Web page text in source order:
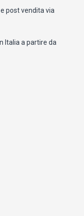
post vendita via
Italia a partire da